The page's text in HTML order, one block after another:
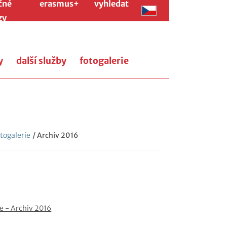
erasmus+ vyhledat
další služby fotogalerie
/ Archiv 2016